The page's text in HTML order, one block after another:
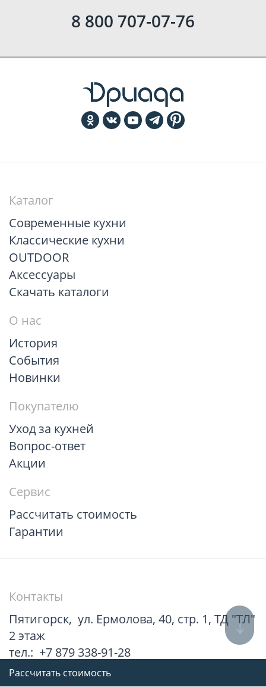
Рассчитать стоимость
8 800 707-07-76
Каталог
Современные кухни
Классические кухни
OUTDOOR
Аксессуары
Скачать каталоги
О нас
История
События
Новинки
Покупателю
Уход за кухней
Вопрос-ответ
Акции
Сервис
Рассчитать стоимость
Гарантии
Контакты
Пятигорск, ул. Ермолова, 40, стр. 1, ТД "ТЛ"
2 этаж
тел.: +7 879 338-91-28